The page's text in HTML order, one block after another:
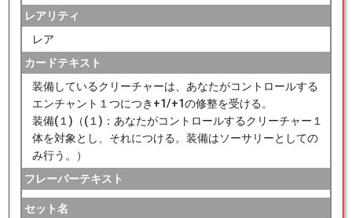
レアリティ
レア
カードテキスト
装備しているクリーチャーは、あなたがコントロールする
エンチャント１つにつき+1/+1の修整を受ける。
装備(１)（(１)：あなたがコントロールするクリーチャー１
体を対象とし、それにつける。装備はソーサリーとしての
み行う。）
フレーバーテキスト
セット名